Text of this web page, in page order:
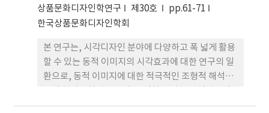
일치하였다. 이로서 화예디자인은 브랜드 아이덴티티
측면에서 긍정적인 영향을 미쳐 명품브랜드와 콜라보
명품브랜드와 화예디자인의 콜라보레이션 방향을 설
정함에 있어 유용한 자료가 될 것이라고 판단된다. 다
만 하나의 브랜드에 국한되어 있다는 한계점이 있으
구가 필요할 것이다.
상품문화디자인학연구 제30호
pp.61-71
한국상품문화디자인학회
본 연구는, 시각디자인 분야에 다양하고 폭 넓게 활용
할 수 있는 동적 이미지의 시각효과에 대한 연구의 일
환으로, 동적 이미지에 대한 적극적인 조형적 해석을
조형이념과 그 영향에 대한 검토를 실시하였다. 논고